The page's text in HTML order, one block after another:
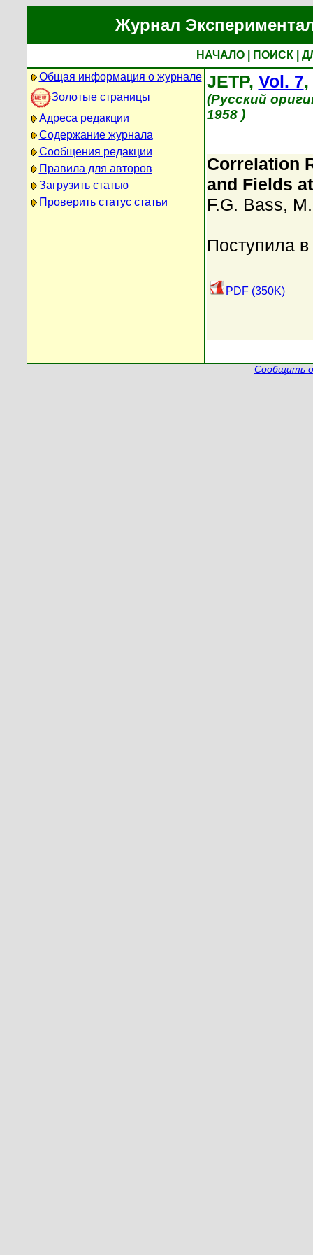
Журнал
НАЧАЛО ПОИСК
Общая информация о журнале
Золотые страницы
Адреса редакции
Содержание журнала
Сообщения редакции
Правила для авторов
Загрузить статью
Проверить статус статьи
JETP, Vol. 7,
(Русский
1958 )
Correlation
and Fields
F.G. Bass,
Поступила
PDF (350K)
Сообщить о